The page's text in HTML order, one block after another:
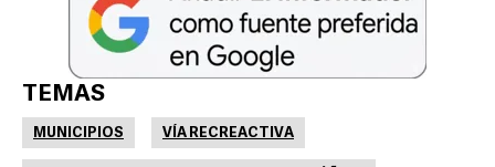
TEMAS
MUNICIPIOS VÍA RECREACTIVA